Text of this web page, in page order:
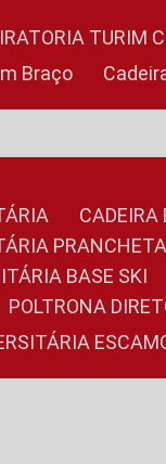
TURIM
Braço
BASE SKI
POLTRONA